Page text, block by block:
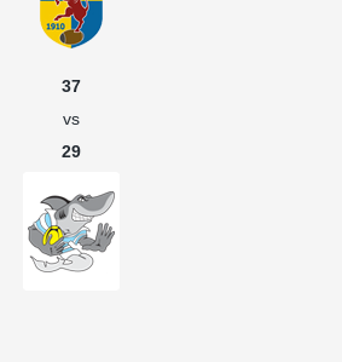
37
vs
29